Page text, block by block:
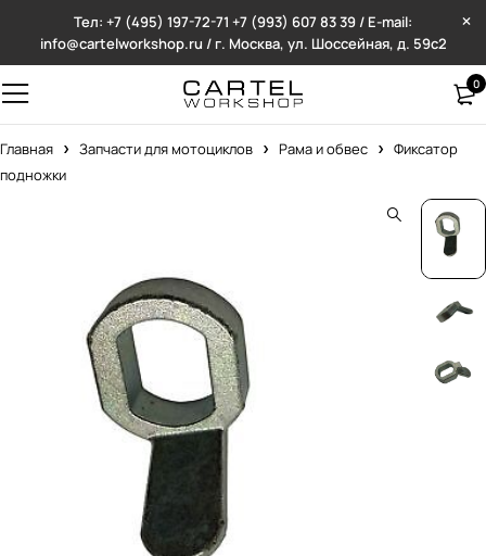
Тел: +7 (495) 197-72-71 +7 (993) 607 83 39 / E-mail:
info@cartelworkshop.ru / г. Москва, ул. Шоссейная, д. 59с2
0
Главная Запчасти для мотоциклов Рама и обвес
Фиксатор
подножки